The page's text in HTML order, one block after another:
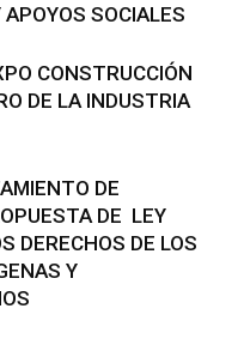
SOCIALES
CONSTRUCCIÓN
DE LA INDUSTRIA
DE
DE LEY
DERECHOS DE LOS
Y